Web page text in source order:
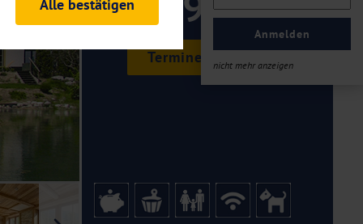
Anmelden
nicht mehr anzeigen
Termine & Preise
und Analysen. Mithilfe
Auftritts ermitteln und
es zu einer Drittlands
Daten finden Sie in unseren
Alle bestätigen